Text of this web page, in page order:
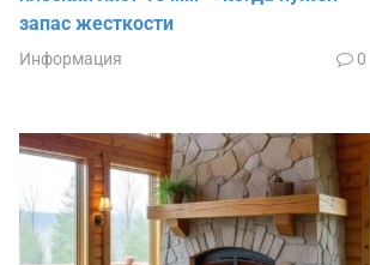
запас жесткости
Информация 0